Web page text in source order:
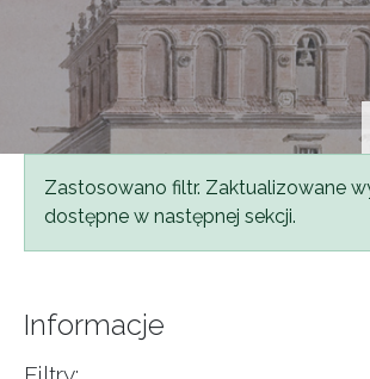
Komunikat
Zastosowano filtr. Zaktualizowane
dostępne w następnej sekcji.
Informacje